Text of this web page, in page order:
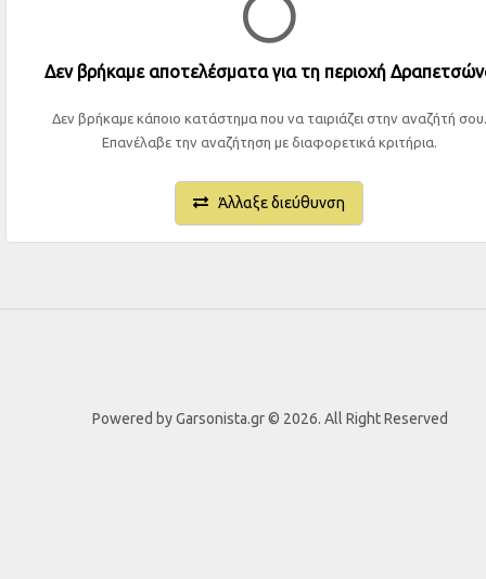
Δεν βρήκαμε αποτελέσματα για τη περιοχή
Δεν βρήκαμε κάποιο κατάστημα που να ταιριάζει στην αναζήτή σου.
Επανέλαβε την αναζήτηση με διαφορετικά κριτήρια.
Άλλαξε διεύθυνση
Powered by Garsonista.gr © 2026. All Right Reserved